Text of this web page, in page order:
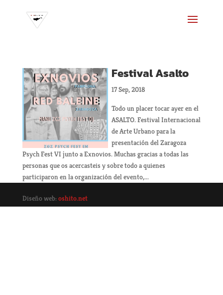
Festival Asalto
17 Sep, 2018
Todo un placer tocar ayer en el
ASALTO. Festival Internacional
de Arte Urbano para la
presentación del Zaragoza
Psych Fest VI junto a Exnovios. Muchas gracias a todas las
personas que os acercasteis y sobre todo a quienes
participaron en la organización del evento,...
Diseño web: oshito.net